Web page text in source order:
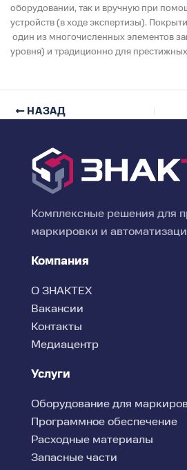
оборудовании, так и вручную при
устройств (в ходе экспертизы).
один из многочисленных элементов
уровня) и традиционно для
НАЗАД
Комплексные решения для
маркировки и
Компания
О ЗНАКТЕХ
Вакансии
Контакты
Медиацентр
Услуги
Оборудование для
Программное обеспечение
Расходные материалы
Запасные части